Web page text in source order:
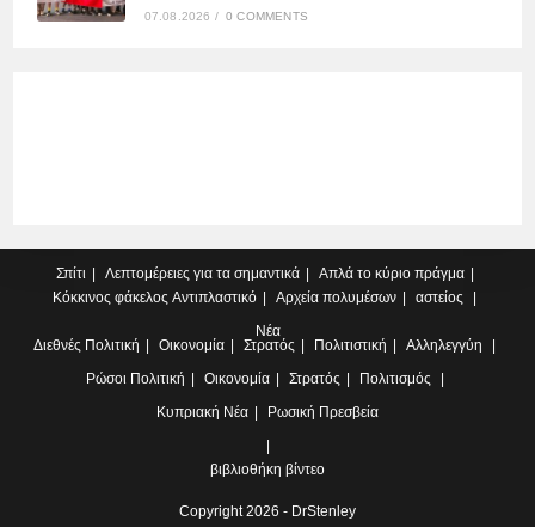
07.08.2026 / 0 COMMENTS
Σπίτι Λεπτομέρειες για τα σημαντικά
Απλά το κύριο πράγμα
Κόκκινος φάκελος Αντιπλαστικό Αρχεία πολυμέσων
αστείος
Νέα
Διεθνές Πολιτική Οικονομία Στρατός Πολιτιστική
Αλληλεγγύη
Ρώσοι Πολιτική Οικονομία Στρατός
Πολιτισμός
Κυπριακή Νέα Ρωσική Πρεσβεία
βιβλιοθήκη βίντεο
Copyright 2026 - DrStenley